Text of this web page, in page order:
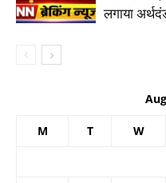
लगाया
M T W